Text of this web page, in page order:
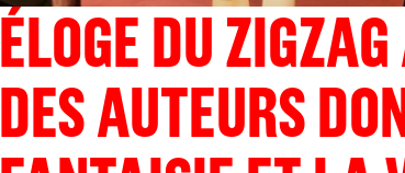
ÉLOGE DU
DES AUTEURS